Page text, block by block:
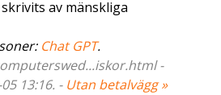
av mänskliga
Chat GPT.
-
13:16. - Utan betalvägg »